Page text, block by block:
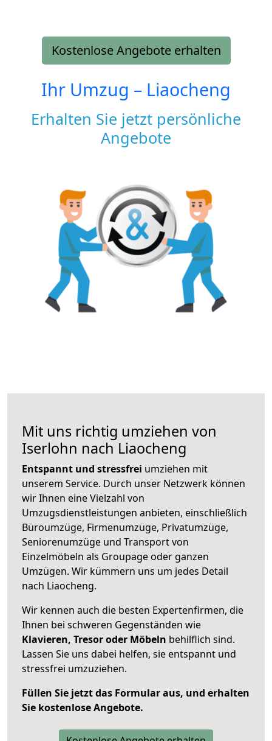
Kostenlose Angebote erhalten
Ihr Umzug – Liaocheng
Erhalten Sie jetzt persönliche
Angebote
Mit uns richtig umziehen von
Iserlohn nach Liaocheng
Entspannt und stressfrei umziehen mit
unserem Service. Durch unser Netzwerk können
wir Ihnen eine Vielzahl von
Umzugsdienstleistungen anbieten, einschließlich
Büroumzüge, Firmenumzüge, Privatumzüge,
Seniorenumzüge und Transport von
Einzelmöbeln als Groupage oder ganzen
Umzügen. Wir kümmern uns um jedes Detail
nach Liaocheng.
Wir kennen auch die besten Expertenfirmen, die
Ihnen bei schweren Gegenständen wie
Klavieren, Tresor oder Möbeln behilflich sind.
Lassen Sie uns dabei helfen, sie entspannt und
stressfrei umzuziehen.
Füllen Sie jetzt das Formular aus, und erhalten
Sie kostenlose Angebote.